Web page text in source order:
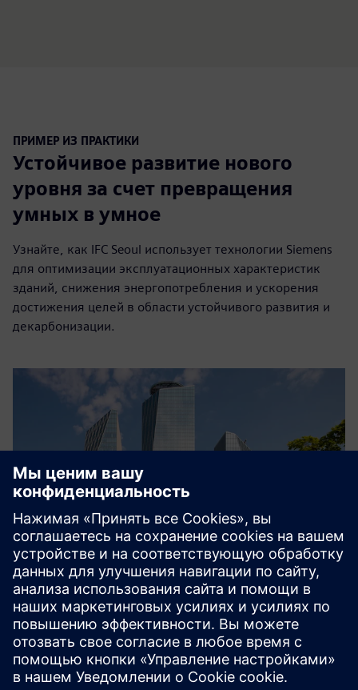
ПРИМЕР ИЗ ПРАКТИКИ
Устойчивое развитие нового
уровня за счет превращения
умных в умное
Узнайте, как IFC Seoul использует технологии Siemens
для оптимизации эксплуатационных характеристик
зданий, снижения энергопотребления и ускорения
достижения целей в области устойчивого развития и
декарбонизации.